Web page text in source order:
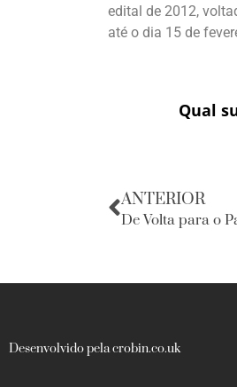
edital de 2012,
até o dia 15 de
Qual
ANTERIOR
De Volta para o
Desenvolvido pela crobin.co.uk